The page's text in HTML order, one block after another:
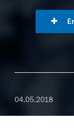
04.05.2018